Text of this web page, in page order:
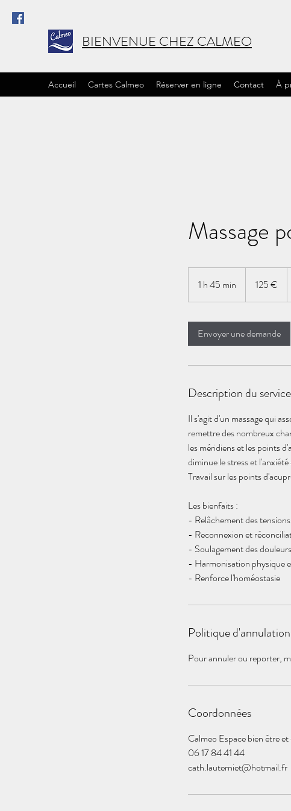
BIENVENUE CHEZ CALMEO
Accueil Cartes Calmeo Réserver en ligne Contact À
Massage
1 h 45 min
4
i
125 €
Envoyer une demande
Description du service
Il s'agit d'un massage qui
remettre des nombreux
les méridiens et les points
diminue le stress et
Travail sur les points
Les bienfaits :
- Relâchement des
- Reconnexion et
- Soulagement des
- Harmonisation physique
- Renforce l'homéostasie
Politique d'annulation
Pour annuler ou reporter,
Coordonnées
Calmeo Espace bien être
06 17 84 41 44
cath.lauterniet@hotmail.fr